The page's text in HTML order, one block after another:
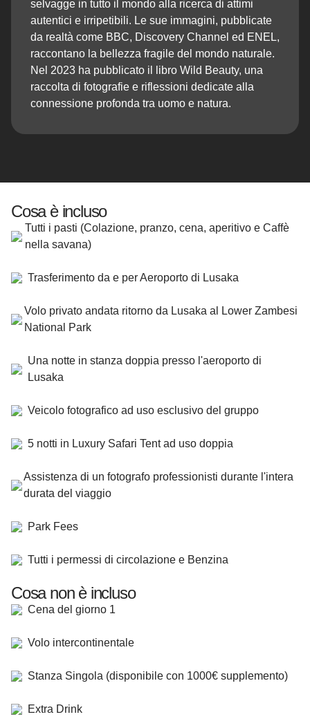
selvagge in tutto il mondo alla ricerca di attimi
autentici e irripetibili. Le sue immagini, pubblicate
da realtà come BBC, Discovery Channel ed ENEL,
raccontano la bellezza fragile del mondo naturale.
Nel 2023 ha pubblicato il libro Wild Beauty, una
raccolta di fotografie e riflessioni dedicate alla
connessione profonda tra uomo e natura.
Cosa è incluso
Tutti i pasti (Colazione, pranzo, cena, aperitivo e Caffè
nella savana)
Trasferimento da e per Aeroporto di Lusaka
Volo privato andata ritorno da Lusaka al Lower Zambesi
National Park
Una notte in stanza doppia presso l'aeroporto di
Lusaka
Veicolo fotografico ad uso esclusivo del gruppo
5 notti in Luxury Safari Tent ad uso doppia
Assistenza di un fotografo professionisti durante l'intera
durata del viaggio
Park Fees
Tutti i permessi di circolazione e Benzina
Cosa non è incluso
Cena del giorno 1
Volo intercontinentale
Stanza Singola (disponibile con 1000€ supplemento)
Extra Drink